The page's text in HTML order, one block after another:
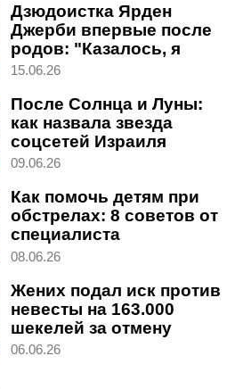
Дзюдоистка Ярден
Джерби впервые после
родов: "Казалось, я
рожаю стоя"
15.06.26
После Солнца и Луны:
как назвала звезда
соцсетей Израиля
третьего сына
09.06.26
Как помочь детям при
обстрелах: 8 советов от
специалиста
08.06.26
Жених подал иск против
невесты на 163.000
шекелей за отмену
свадьбы
06.06.26